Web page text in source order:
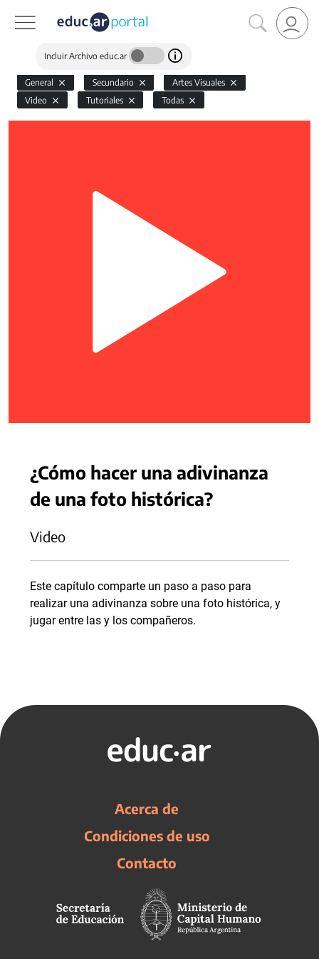
Incluir Archivo educ.ar
General Secundario
Artes Visuales
Video
Tutoriales Todas
¿Cómo hacer una adivinanza
de una foto histórica?
Video
Este capítulo comparte un paso a paso para
realizar una adivinanza sobre una foto histórica, y
jugar entre las y los compañeros.
Acerca de
Condiciones de uso
Contacto